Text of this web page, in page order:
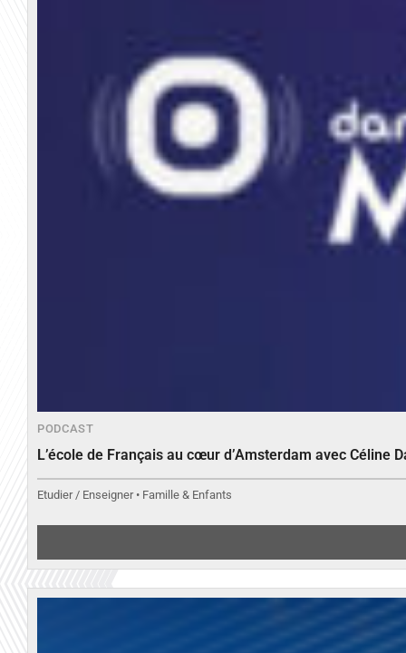
PODCAST
L’école de Français au cœur d’Amsterdam avec Céline
Etudier / Enseigner • Famille & Enfants